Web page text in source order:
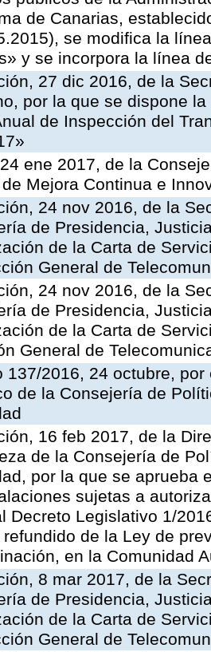
de Canarias,
se modifica la
y se incorpora la línea
27 dic 2016, de la
por la que se dispone
de Inspección del
ene 2017, de la
Mejora Continua e
24 nov 2016, de la
de Presidencia,
de la Carta de
General de
24 nov 2016, de la
de Presidencia,
de la Carta de
General de
137/2016, 24 octubre,
de la Consejería de
16 feb 2017, de la
de la Consejería de
por la que se aprueba
sujetas a
Decreto Legislativo 1/
de la Ley de
en la Comunidad
8 mar 2017, de la
de Presidencia,
de la Carta de
General de